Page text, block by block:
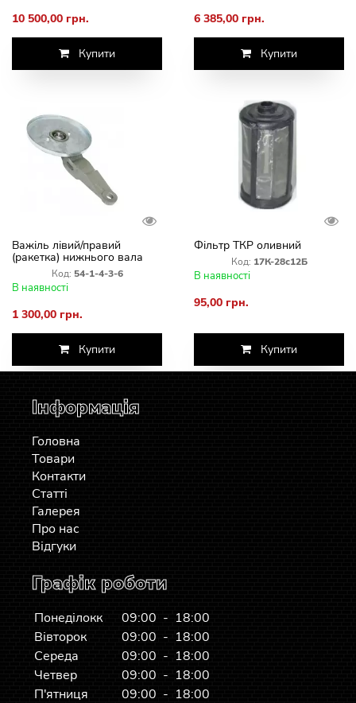
10 500,00 грн.
Купити
6 385,00 грн.
Купити
Важіль лівий/правий
(ракетка) нижнього вала
похилої камери
Код: 54-1-4-3-6
В наявності
1 300,00 грн.
Купити
Фільтр ТКР оливний
Код: 17К-28с12Б
В наявності
95,00 грн.
Купити
Інформація
Головна
Товари
Контакти
Статті
Галерея
Про нас
Відгуки
Графік роботи
Понеділокк
09:00 - 18:00
Вівторок
09:00 - 18:00
Середа
09:00 - 18:00
Четвер
09:00 - 18:00
П'ятниця
09:00 - 18:00